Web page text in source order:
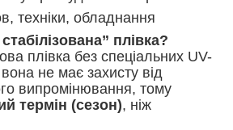
техніки, обладнання
плівка?
плівка без спеціальних UV-
не має захисту від
випромінювання, тому
термін (сезон), ніж